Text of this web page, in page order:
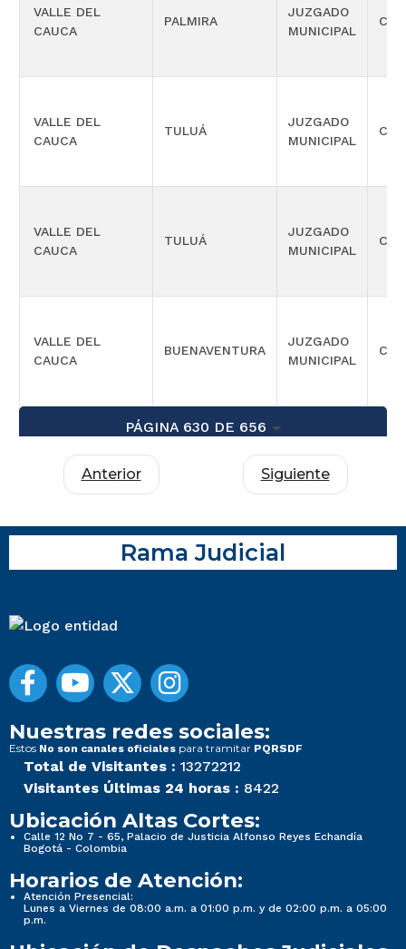
VALLE DEL
CAUCA
PALMIRA
JUZGADO
MUNICIPAL
VALLE DEL
CAUCA
TULUÁ
JUZGADO
MUNICIPAL
VALLE DEL
CAUCA
TULUÁ
JUZGADO
MUNICIPAL
VALLE DEL
CAUCA
BUENAVENTURA
JUZGADO
MUNICIPAL
PÁGINA 630 DE 656
Anterior Siguiente
Rama Judicial
Nuestras redes sociales:
Estos No son canales oficiales para tramitar PQRSDF
Total de Visitantes : 13272212
Visitantes Últimas 24 horas : 8422
Ubicación Altas Cortes:
Calle 12 No 7 - 65, Palacio de Justicia Alfonso Reyes Echandía
Bogotá - Colombia
Horarios de Atención:
Atención Presencial:
Lunes a Viernes de 08:00 a.m. a 01:00 p.m. y de 02:00 p.m. a 05:00
p.m.